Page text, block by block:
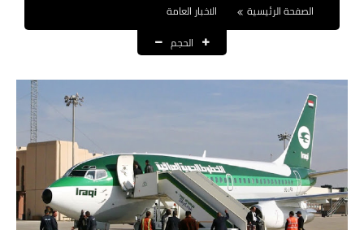
العقود والاجور اليومية
القروض والسلف
المنح المالية
الصفحة الرئيسية
الاخبار العامة
الحجم